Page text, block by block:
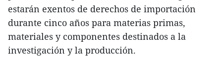
estarán exentos de derechos de importación
durante cinco años para materias primas,
materiales y componentes destinados a la
investigación y la producción.